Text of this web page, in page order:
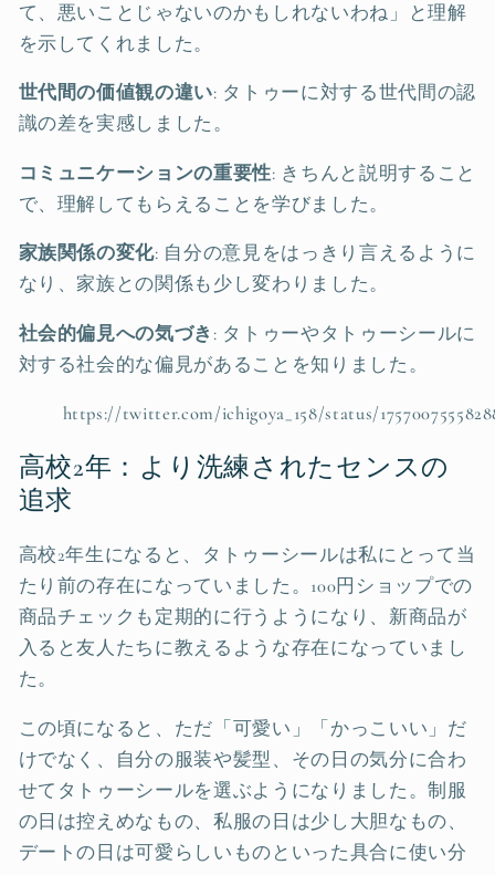
て、悪いことじゃないのかもしれないわね」と理解
を示してくれました。
世代間の価値観の違い: タトゥーに対する世代間の認
識の差を実感しました。
コミュニケーションの重要性: きちんと説明すること
で、理解してもらえることを学びました。
家族関係の変化: 自分の意見をはっきり言えるように
なり、家族との関係も少し変わりました。
社会的偏見への気づき : タトゥーやタトゥーシールに
対する社会的な偏見があることを知りました。
https://twitter.com/ichigoya_158/status/
高校2年：より洗練されたセンスの
追求
高校2年生になると、タトゥーシールは私にとって当
たり前の存在になっていました。100円ショップでの
商品チェックも定期的に行うようになり、新商品が
入ると友人たちに教えるような存在になっていまし
た。
この頃になると、ただ「可愛い」「かっこいい」だ
けでなく、自分の服装や髪型、その日の気分に合わ
せてタトゥーシールを選ぶようになりました。制服
の日は控えめなもの、私服の日は少し大胆なもの、
デートの日は可愛らしいものといった具合に使い分